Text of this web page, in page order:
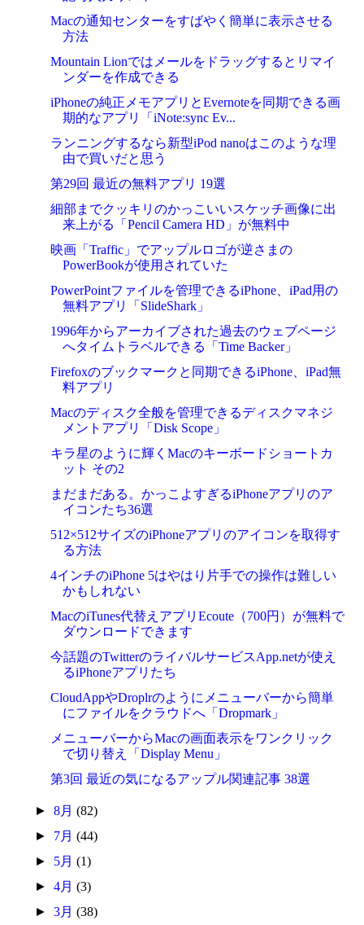
Macの通知センターをすばやく簡単に表示させる
方法
Mountain Lionではメールをドラッグするとリマイ
ンダーを作成できる
iPhoneの純正メモアプリとEvernoteを同期できる画
期的なアプリ「iNote:sync Ev...
ランニングするなら新型iPod nanoはこのような理
由で買いだと思う
第29回 最近の無料アプリ 19選
細部までクッキリのかっこいいスケッチ画像に出
来上がる「Pencil Camera HD」が無料中
映画「Traffic」でアップルロゴが逆さまの
PowerBookが使用されていた
PowerPointファイルを管理できるiPhone、iPad用の
無料アプリ「SlideShark」
1996年からアーカイブされた過去のウェブページ
へタイムトラベルできる「Time Backer」
Firefoxのブックマークと同期できるiPhone、iPad無
料アプリ
Macのディスク全般を管理できるディスクマネジ
メントアプリ「Disk Scope」
キラ星のように輝くMacのキーボードショートカ
ット その2
まだまだある。かっこよすぎるiPhoneアプリのア
イコンたち36選
512×512サイズのiPhoneアプリのアイコンを取得す
る方法
4インチのiPhone 5はやはり片手での操作は難しい
かもしれない
MacのiTunes代替えアプリEcoute（700円）が無料で
ダウンロードできます
今話題のTwitterのライバルサービスApp.netが使え
るiPhoneアプリたち
CloudAppやDroplrのようにメニューバーから簡単
にファイルをクラウドへ「Dropmark」
メニューバーからMacの画面表示をワンクリック
で切り替え「Display Menu」
第3回 最近の気になるアップル関連記事 38選
► 8月 (82)
► 7月 (44)
► 5月 (1)
► 4月 (3)
► 3月 (38)